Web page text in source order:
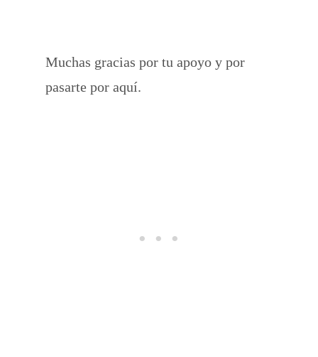
Muchas gracias por tu apoyo y por
pasarte por aquí.